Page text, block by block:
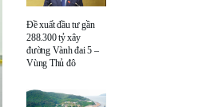
Đề xuất đầu tư gần
288.300 tỷ xây
đường Vành đai 5 –
Vùng Thủ đô